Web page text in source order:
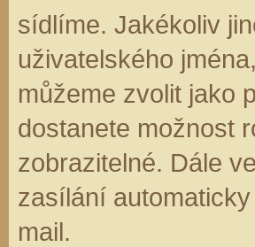
sídlíme. Jakékoliv
uživatelského
můžeme zvolit jako
dostanete možnost
zobrazitelné. Dále
zasílání
mail.